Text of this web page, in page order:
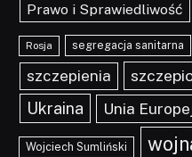
Prawo i Sprawiedliwość
Rosja segregacja sanitarna
szczepienia
Ukraina Unia
Wojciech Sumliński